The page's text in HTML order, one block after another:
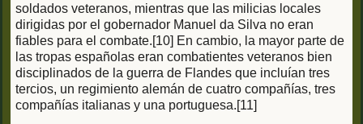
soldados veteranos, mientras que las milicias locales
dirigidas por el gobernador Manuel da Silva no eran
fiables para el combate.[10] En cambio, la mayor parte de
las tropas españolas eran combatientes veteranos bien
disciplinados de la guerra de Flandes que incluían tres
tercios, un regimiento alemán de cuatro compañías, tres
compañías italianas y una portuguesa.[11]